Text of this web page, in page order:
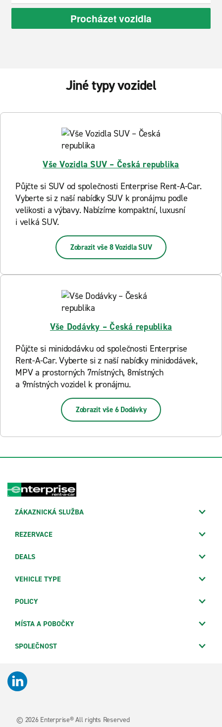
Procházet vozidla
Jiné typy vozidel
Vše Vozidla SUV – Česká republika
Půjčte si SUV od společnosti Enterprise Rent-A-Car.
Vyberte si z naší nabídky SUV k pronájmu podle
velikosti a výbavy. Nabízíme kompaktní, luxusní
i velká SUV.
Zobrazit vše 8 Vozidla SUV
Vše Dodávky – Česká republika
Půjčte si minidodávku od společnosti Enterprise
Rent-A-Car. Vyberte si z naší nabídky minidodávek,
MPV a prostorných 7místných, 8místných
a 9místných vozidel k pronájmu.
Zobrazit vše 6 Dodávky
ZÁKAZNICKÁ SLUŽBA
REZERVACE
DEALS
VEHICLE TYPE
POLICY
MÍSTA A POBOČKY
SPOLEČNOST
© 2026 Enterprise® All rights Reserved